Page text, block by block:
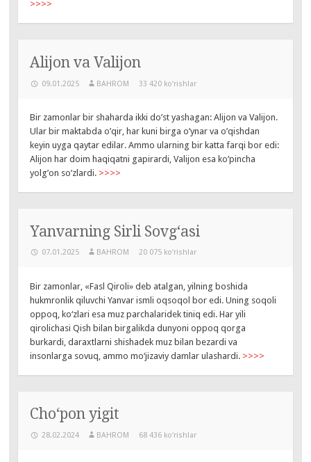
>>>>
Alijon va Valijon
09.01.2025 BAHROM 33 420 ko‘rishlar
Bir zamonlar bir shaharda ikki do’st yashagan: Alijon va Valijon.
Ular bir maktabda o’qir, har kuni birga o’ynar va o’qishdan
keyin uyga qaytar edilar. Ammo ularning bir katta farqi bor edi:
Alijon har doim haqiqatni gapirardi, Valijon esa ko’pincha
yolg’on so’zlardi. >>>>
Yanvarning Sirli Sovg‘asi
07.01.2025 BAHROM 20 075 ko‘rishlar
Bir zamonlar, «Fasl Qiroli» deb atalgan, yilning boshida
hukmronlik qiluvchi Yanvar ismli oqsoqol bor edi. Uning soqoli
oppoq, ko‘zlari esa muz parchalaridek tiniq edi. Har yili
qirolichasi Qish bilan birgalikda dunyoni oppoq qorga
burkardi, daraxtlarni shishadek muz bilan bezardi va
insonlarga sovuq, ammo mo‘jizaviy damlar ulashardi. >>>>
Cho‘pon yigit
28.02.2024 BAHROM 68 436 ko‘rishlar